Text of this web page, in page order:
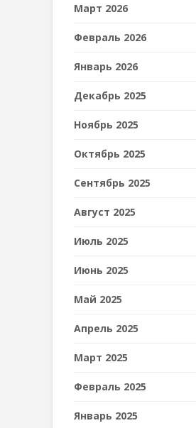
Март 2026
Февраль 2026
Январь 2026
Декабрь 2025
Ноябрь 2025
Октябрь 2025
Сентябрь 2025
Август 2025
Июль 2025
Июнь 2025
Май 2025
Апрель 2025
Март 2025
Февраль 2025
Январь 2025